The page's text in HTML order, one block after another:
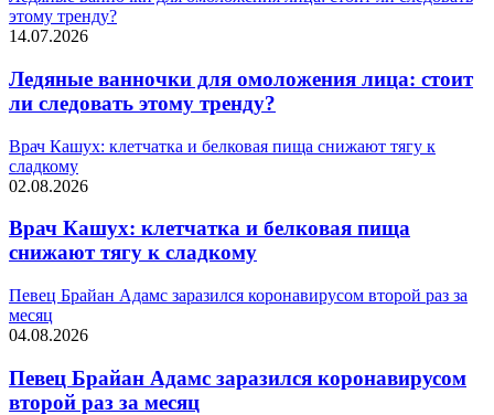
этому тренду?
14.07.2026
Ледяные ванночки для омоложения лица: стоит
ли следовать этому тренду?
Врач Кашух: клетчатка и белковая пища снижают тягу к
сладкому
02.08.2026
Врач Кашух: клетчатка и белковая пища
снижают тягу к сладкому
Певец Брайан Адамс заразился коронавирусом второй раз за
месяц
04.08.2026
Певец Брайан Адамс заразился коронавирусом
второй раз за месяц